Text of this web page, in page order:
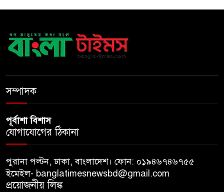
রহমান
নদীদূষণ রোধে সমন্বিত ও কঠোর
পদক্ষেপের নির্দেশ প্রধানমন্ত্রীর
সম্পাদক
পূর্বাশা বিশাস
যোগাযোগের ঠিকানা
পুরানা পল্টন, ঢাকা, বাংলাদেশ। ফোন: ০১৯৪৬৭৪৬৭৫৫
ইমেইল- banglatimesnewsbd@gmail.com
প্রয়োজনীয় লিঙ্ক